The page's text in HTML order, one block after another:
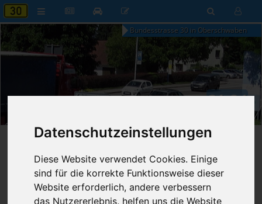
Datenschutzeinstellungen
Diese Website verwendet Cookies. Einige
sind für die korrekte Funktionsweise dieser
Website erforderlich, andere verbessern
das Nutzererlebnis, helfen uns die Website
Bundesstrasse 30 in Oberschwaben
21:24
Startseite»B30 aktuell» Nachrichten
15.11.2022 - 19:12 Uhr
Franz Fischer
Nr. 7997
888